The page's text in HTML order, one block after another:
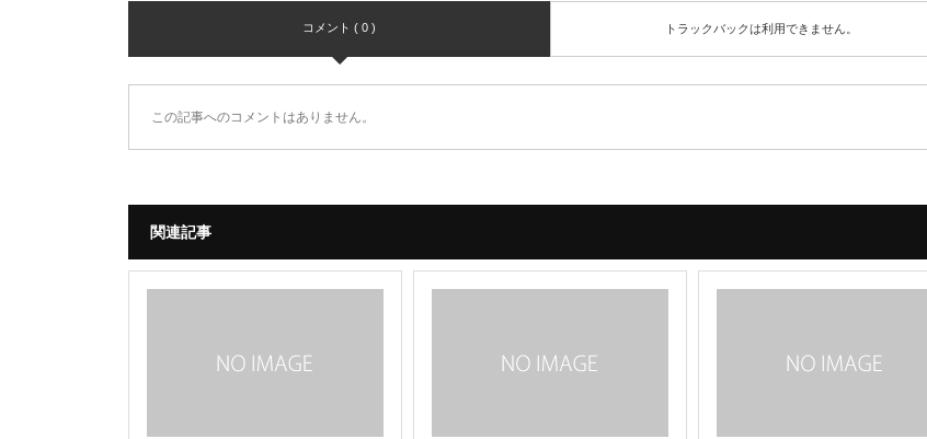
コメント ( 0 ) トラックバックは利用できません。
この記事へのコメントはありません。
関連記事